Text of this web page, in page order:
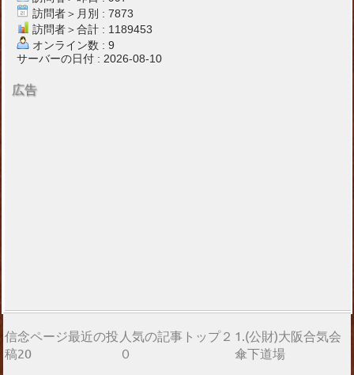
訪問者＞月別 : 7873
訪問者＞合計 : 1189453
オンライン数 : 9
サーバーの日付 : 2026-08-10
広告
信念ページ最近の投
稿20
人気の記事トップ２
０
1.(公財)大阪合気会
傘下道場